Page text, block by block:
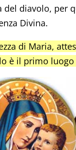
diavolo, per
Divina.
di Maria,
è il primo